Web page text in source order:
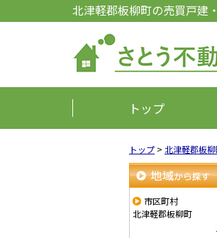
北津軽郡板柳町の売買戸建
トップ
トップ > 北津軽郡板
地域から探す
市区町村
北津軽郡板柳町